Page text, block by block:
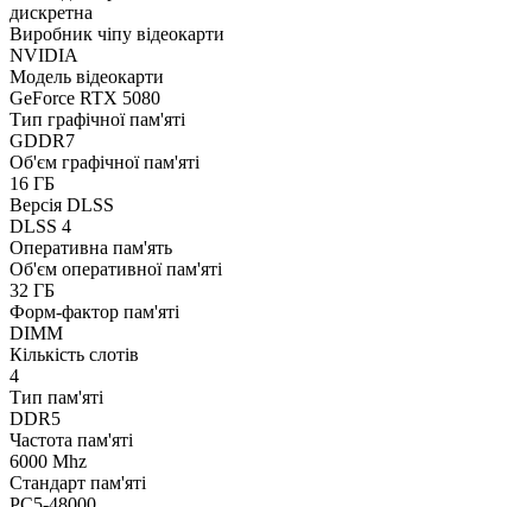
дискретна
Виробник чіпу відеокарти
NVIDIA
Модель відеокарти
GeForce RTX 5080
Тип графічної пам'яті
GDDR7
Об'єм графічної пам'яті
16 ГБ
Версія DLSS
DLSS 4
Оперативна пам'ять
Об'єм оперативної пам'яті
32 ГБ
Форм-фактор пам'яті
DIMM
Кількість слотів
4
Тип пам'яті
DDR5
Частота пам'яті
6000 Mhz
Стандарт пам'яті